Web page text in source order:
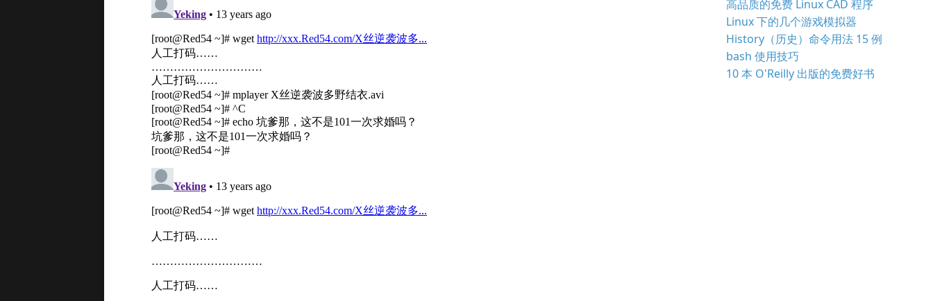
高品质的免费 Linux CAD 程序
Linux 下的几个游戏模拟器
History（历史）命令用法 15 例
bash 使用技巧
10 本 O'Reilly 出版的免费好书